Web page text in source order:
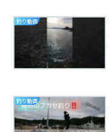
釣り動画
釣り動画